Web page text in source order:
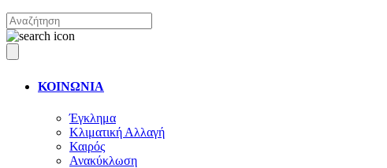
ΚΟΙΝΩΝΙΑ
Έγκλημα
Κλιματική Αλλαγή
Καιρός
Ανακύκλωση